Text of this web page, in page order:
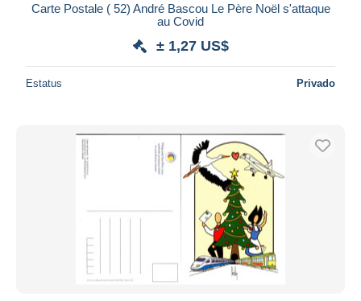
Carte Postale ( 52) André Bascou Le Père Noël s'attaque
au Covid
± 1,27 US$
Estatus Privado